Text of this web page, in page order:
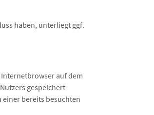
haben, unterliegt ggf.
auf dem
gespeichert
bereits besuchten